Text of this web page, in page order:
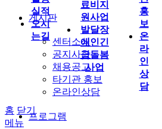
게시판
센터소식
공지사항
채용공고
타기관 홍보
온라인상담
프로그램
실적
오시
는길
료비지
원사업
발달장
애인긴
급돌봄
사업
홍
보
온
라
인
상
담
홈 닫기
메뉴